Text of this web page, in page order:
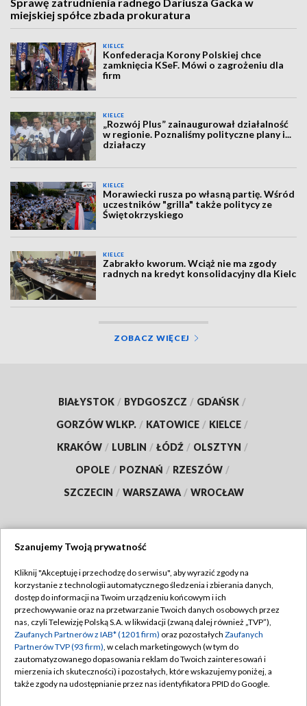
miejskiej spółce zbada prokuratura
KIELCE
Konfederacja Korony Polskiej chce
zamknięcia KSeF. Mówi o zagrożeniu dla
firm
KIELCE
„Rozwój Plus” zainaugurował działalność
w regionie. Poznaliśmy polityczne plany i...
działaczy
KIELCE
Morawiecki rusza po własną partię. Wśród
uczestników "grilla" także politycy ze
Świętokrzyskiego
KIELCE
Zabrakło kworum. Wciąż nie ma zgody
radnych na kredyt konsolidacyjny dla Kielc
ZOBACZ WIĘCEJ
BIAŁYSTOK / BYDGOSZCZ / GDAŃSK /
GORZÓW WLKP. / KATOWICE / KIELCE /
KRAKÓW / LUBLIN / ŁÓDŹ / OLSZTYN /
OPOLE / POZNAŃ / RZESZÓW /
SZCZECIN / WARSZAWA / WROCŁAW
TVP
Abonament TVP
Emisja w TVP
Centrum informacji TVP
Naziemna Telewizja Cyfrowa
Regulamin TVP
Polityka prywatności
Moje zgody
Pomoc
Szanujemy Twoją prywatność
Kliknij "Akceptuję i przechodzę do serwisu", aby wyrazić zgody na
korzystanie z technologii automatycznego śledzenia i zbierania danych,
dostęp do informacji na Twoim urządzeniu końcowym i ich
przechowywanie oraz na przetwarzanie Twoich danych osobowych przez
nas, czyli Telewizję Polską S.A. w likwidacji (zwaną dalej również „TVP”),
Zaufanych Partnerów z IAB* (1201 firm) oraz pozostałych Zaufanych
Partnerów TVP (93 firm), w celach marketingowych (w tym do
zautomatyzowanego dopasowania reklam do Twoich zainteresowań i
mierzenia ich skuteczności) i pozostałych, które wskazujemy poniżej, a
także zgody na udostępnianie przez nas identyfikatora PPID do Google.